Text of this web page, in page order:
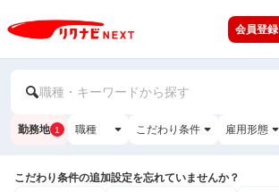
会員登録
職種・キーワードから探す
勤務地 1 職種 こだわり条件 雇用形態
こだわり条件の追加設定を忘れていませんか？